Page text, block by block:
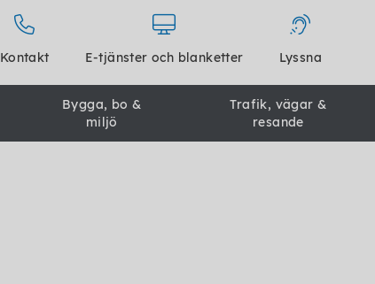
Kontakt E-tjänster och blanketter Lyssna
Bygga, bo &
miljö
Trafik, vägar &
resande